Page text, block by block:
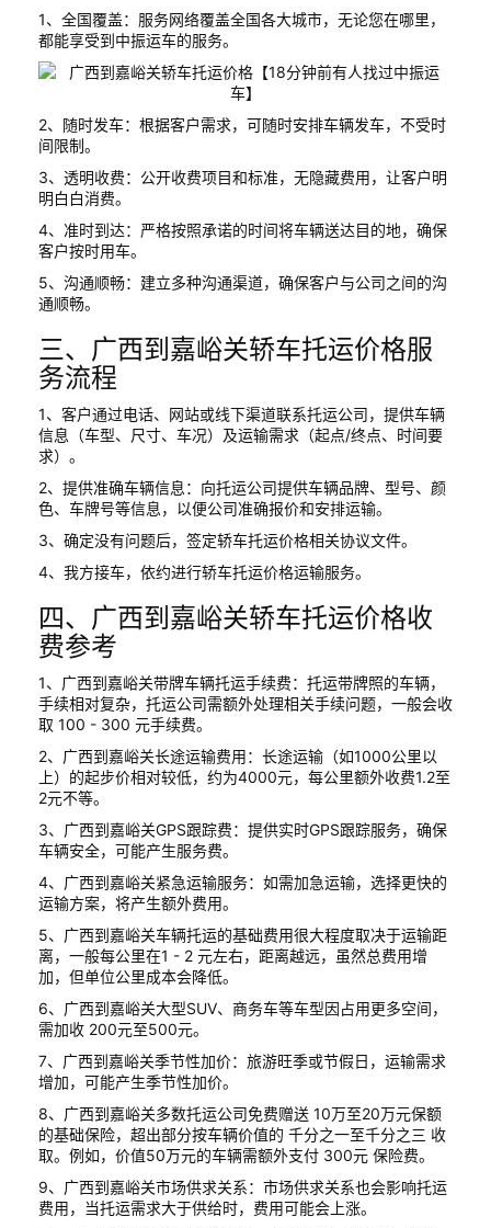
1、全国覆盖：服务网络覆盖全国各大城市，无论您在哪里，
都能享受到中振运车的服务。
2、随时发车：根据客户需求，可随时安排车辆发车，不受时
间限制。
3、透明收费：公开收费项目和标准，无隐藏费用，让客户明
明白白消费。
4、准时到达：严格按照承诺的时间将车辆送达目的地，确保
客户按时用车。
5、沟通顺畅：建立多种沟通渠道，确保客户与公司之间的沟
通顺畅。
三、广西到嘉峪关轿车托运价格服
务流程
1、客户通过电话、网站或线下渠道联系托运公司，提供车辆
信息（车型、尺寸、车况）及运输需求（起点/终点、时间要
求）。
2、提供准确车辆信息：向托运公司提供车辆品牌、型号、颜
色、车牌号等信息，以便公司准确报价和安排运输。
3、确定没有问题后，签定轿车托运价格相关协议文件。
4、我方接车，依约进行轿车托运价格运输服务。
四、广西到嘉峪关轿车托运价格收
费参考
1、广西到嘉峪关带牌车辆托运手续费：托运带牌照的车辆，
手续相对复杂，托运公司需额外处理相关手续问题，一般会收
取 100 - 300 元手续费。
2、广西到嘉峪关长途运输费用：长途运输（如1000公里以
上）的起步价相对较低，约为4000元，每公里额外收费1.2至
2元不等。
3、广西到嘉峪关GPS跟踪费：提供实时GPS跟踪服务，确保
车辆安全，可能产生服务费。
4、广西到嘉峪关紧急运输服务：如需加急运输，选择更快的
运输方案，将产生额外费用。
5、广西到嘉峪关车辆托运的基础费用很大程度取决于运输距
离，一般每公里在1 - 2 元左右，距离越远，虽然总费用增
加，但单位公里成本会降低。
6、广西到嘉峪关大型SUV、商务车等车型因占用更多空间，
需加收 200元至500元。
7、广西到嘉峪关季节性加价：旅游旺季或节假日，运输需求
增加，可能产生季节性加价。
8、广西到嘉峪关多数托运公司免费赠送 10万至20万元保额
的基础保险，超出部分按车辆价值的 千分之一至千分之三 收
取。例如，价值50万元的车辆需额外支付 300元 保险费。
9、广西到嘉峪关市场供求关系：市场供求关系也会影响托运
费用，当托运需求大于供给时，费用可能会上涨。